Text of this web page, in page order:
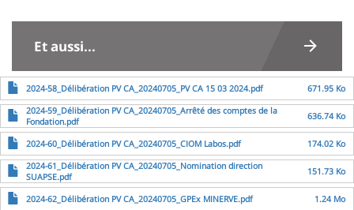
Contenu
de
la
page
principale
Et aussi...
Fichier2024-58_Délibération PV CA_20240705_PV CA 15 03 2024.pdf 671.95 Ko
Fichier2024-59_Délibération PV CA_20240705_Arrêté des comptes de la
Fondation.pdf
636.74 Ko
Fichier2024-60_Délibération PV CA_20240705_CIOM Labos.pdf 174.02 Ko
Fichier2024-61_Délibération PV CA_20240705_Nomination direction
SUAPSE.pdf
151.73 Ko
Fichier2024-62_Délibération PV CA_20240705_GPEx MINERVE.pdf 1.24 Mo